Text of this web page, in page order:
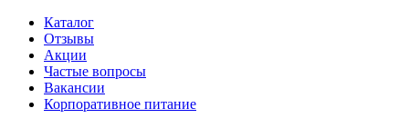
Каталог
Отзывы
Акции
Частые вопросы
Вакансии
Корпоративное питание